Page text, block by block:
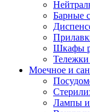
Барные
Шкафы
Тележки
Моечное и
Лампы